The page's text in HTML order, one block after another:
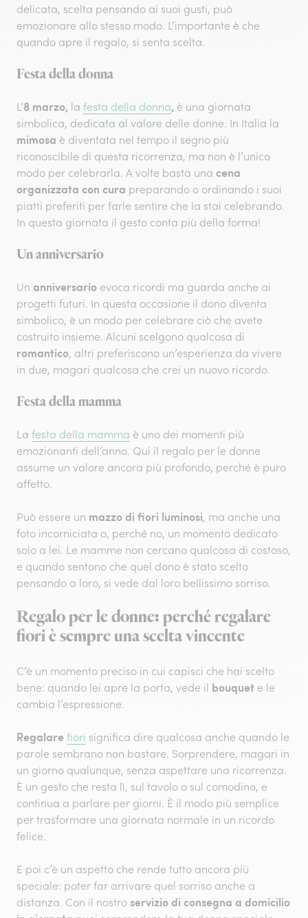
delicata, scelta pensando ai suoi gusti, può
emozionare allo stesso modo. L’importante è che
quando apre il regalo, si senta scelta.
Festa della donna
L’8 marzo, la festa della donna, è una giornata
simbolica, dedicata al valore delle donne. In Italia la
mimosa è diventata nel tempo il segno più
riconoscibile di questa ricorrenza, ma non è l’unico
modo per celebrarla. A volte basta una cena
organizzata con cura preparando o ordinando i suoi
piatti preferiti per farle sentire che la stai celebrando.
In questa giornata il gesto conta più della forma!
Un anniversario
Un anniversario evoca ricordi ma guarda anche ai
progetti futuri. In questa occasione il dono diventa
simbolico, è un modo per celebrare ciò che avete
costruito insieme. Alcuni scelgono qualcosa di
romantico, altri preferiscono un’esperienza da vivere
in due, magari qualcosa che crei un nuovo ricordo.
Festa della mamma
La festa della mamma è uno dei momenti più
emozionanti dell’anno. Qui il regalo per le donne
assume un valore ancora più profondo, perché è puro
affetto.
Può essere un mazzo di fiori luminosi, ma anche una
foto incorniciata o, perché no, un momento dedicato
solo a lei. Le mamme non cercano qualcosa di costoso,
e quando sentono che quel dono è stato scelto
pensando a loro, si vede dal loro bellissimo sorriso.
Regalo per le donne: perché regalare
fiori è sempre una scelta vincente
C’è un momento preciso in cui capisci che hai scelto
bene: quando lei apre la porta, vede il bouquet e le
cambia l’espressione.
Regalare fiori significa dire qualcosa anche quando le
parole sembrano non bastare. Sorprendere, magari in
un giorno qualunque, senza aspettare una ricorrenza.
È un gesto che resta lì, sul tavolo o sul comodino, e
continua a parlare per giorni. È il modo più semplice
per trasformare una giornata normale in un ricordo
felice.
E poi c’è un aspetto che rende tutto ancora più
speciale: poter far arrivare quel sorriso anche a
distanza. Con il nostro servizio di consegna a domicilio